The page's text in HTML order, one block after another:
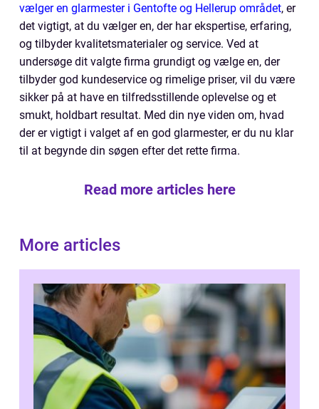
vælger en glarmester i Gentofte og Hellerup området, er
det vigtigt, at du vælger en, der har ekspertise, erfaring,
og tilbyder kvalitetsmaterialer og service. Ved at
undersøge dit valgte firma grundigt og vælge en, der
tilbyder god kundeservice og rimelige priser, vil du være
sikker på at have en tilfredsstillende oplevelse og et
smukt, holdbart resultat. Med din nye viden om, hvad
der er vigtigt i valget af en god glarmester, er du nu klar
til at begynde din søgen efter det rette firma.
Read more articles here
More articles